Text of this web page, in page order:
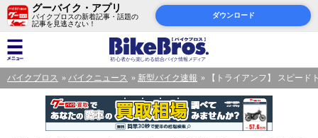
グーバイク・アプリ
バイクブロスの新着記事・話題の
記事を見逃さない！
ダウンロード
バイクブロス バイクニュース 新型バイク速報 【トライアンフ】 スピード